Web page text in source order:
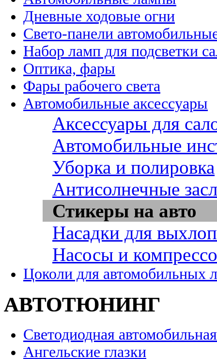
Дневные ходовые огни
Свето-панели
Набор ламп для подсветки
Оптика, фары
Фары рабочего света
Автомобильные аксессуары
Аксессуары для
Автомобильные
Уборка и полировка
Антисолнечные
Стикеры на авто
Насадки для
Насосы и
Цоколи для автомобильных
АВТОТЮНИНГ
Светодиодная
Ангельские глазки